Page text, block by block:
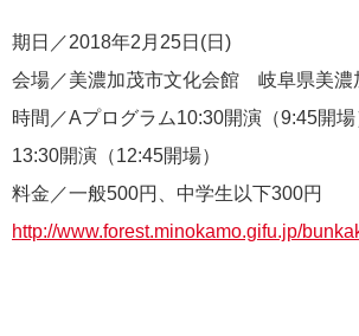
期日／2018年2月25日(日)
会場／美濃加茂市文化会館 岐阜県美濃
時間／Aプログラム10:30開演（9:45開
13:30開演（12:45開場）
料金／一般500円、中学生以下300円
http://www.forest.minokamo.gifu.jp/